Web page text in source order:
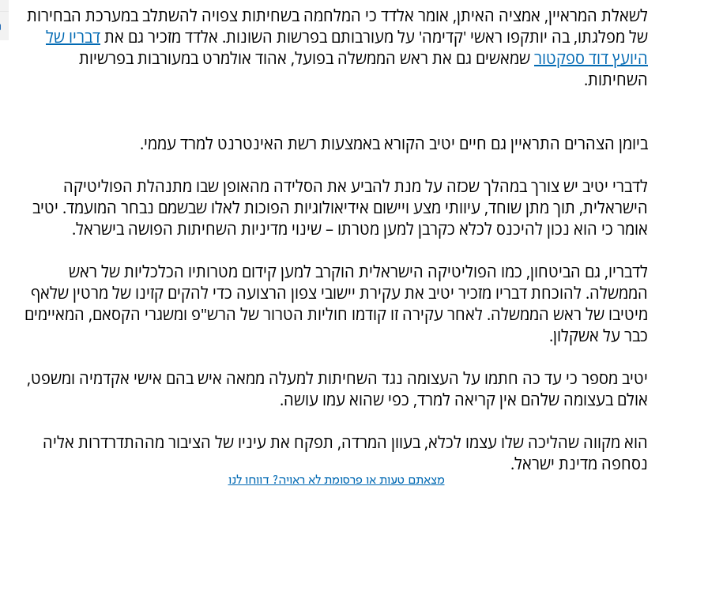
לשאלת המראיין, אמציה האיתן, אומר אלדד כי המלחמה בשחיתות צפויה להשתלב במערכת הבחירות
של מפלגתו, בה יותקפו ראשי 'קדימה' על מעורבותם בפרשות השונות. אלדד מזכיר גם אתדבריו של
היועץ דוד ספקטורשמאשים גם את ראש הממשלה בפועל, אהוד אולמרט במעורבות בפרשיות
השחיתות.
ביומן הצהרים התראיין גם חיים יטיב הקורא באמצעות רשת האינטרנט למרד עממי.
לדברי יטיב יש צורך במהלך שכזה על מנת להביע את הסלידה מהאופן שבו מתנהלת הפוליטיקה
הישראלית, תוך מתן שוחד, עיוותי מצע ויישום אידיאולוגיות הפוכות לאלו שבשמם נבחר המועמד. יטיב
אומר כי הוא נכון להיכנס לכלא כקרבן למען מטרתו – שינוי מדיניות השחיתות הפושה בישראל.
לדבריו, גם הביטחון, כמו הפוליטיקה הישראלית הוקרב למען קידום מטרותיו הכלכליות של ראש
הממשלה. להוכחת דבריו מזכיר יטיב את עקירת יישובי צפון הרצועה כדי להקים קזינו של מרטין שלאף
מיטיבו של ראש הממשלה. לאחר עקירה זו קודמו חוליות הטרור של הרש"פ ומשגרי הקסאם, המאיימים
כבר על אשקלון.
יטיב מספר כי עד כה חתמו על העצומה נגד השחיתות למעלה ממאה איש בהם אישי אקדמיה ומשפט,
אולם בעצומה שלהם אין קריאה למרד, כפי שהוא עמו עושה.
הוא מקווה שהליכה שלו עצמו לכלא, בעוון המרדה, תפקח את עיניו של הציבור מההתדרדרות אליה
נסחפה מדינת ישראל.
מצאתם טעות או פרסומת לא ראויה? דווחו לנו